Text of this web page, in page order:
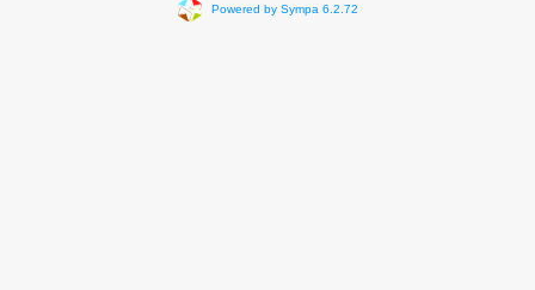
Powered by Sympa 6.2.72